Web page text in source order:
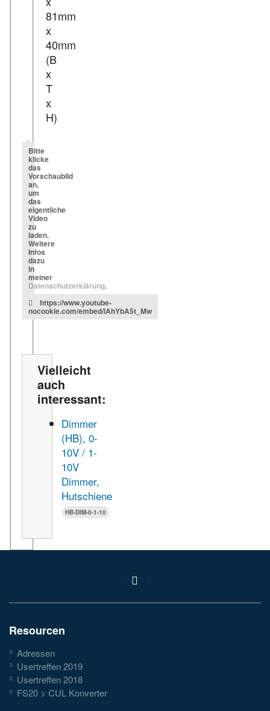
81mm
x
40mm
(B
x
T
x
H)
Bitte
klicke
das
Vorschaubild
an,
um
das
eigentliche
Video
zu
laden.
Weitere
Infos
dazu
in
meiner
Datenschutzerklärung.
https://www.youtube-
nocookie.com/embed/IAhYbA5t_Mw
Vielleicht
auch
interessant:
Dimmer
(HB), 0-
10V / 1-
10V
Dimmer,
Hutschiene
HB-DIM-0-1-10
Resourcen
Adressen
Usertreffen 2019
Usertreffen 2018
FS20 > CUL Konverter